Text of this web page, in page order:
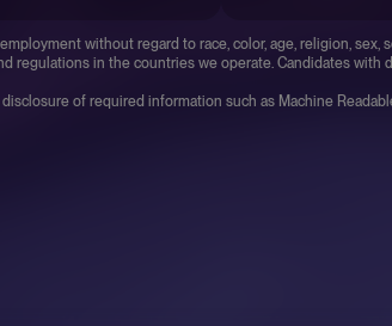
without regard to race, color, age, religion,
regulations in the countries we operate. Candidates
of required information such as Machine